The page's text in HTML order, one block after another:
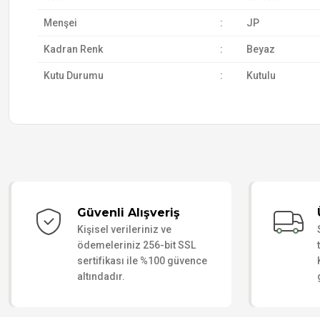
Menşei : JP
Kadran Renk : Beyaz
Kutu Durumu : Kutulu
Güvenli Alışveriş
Kişisel verileriniz ve
ödemeleriniz 256-bit SSL
sertifikası ile %100 güvence
altındadır.